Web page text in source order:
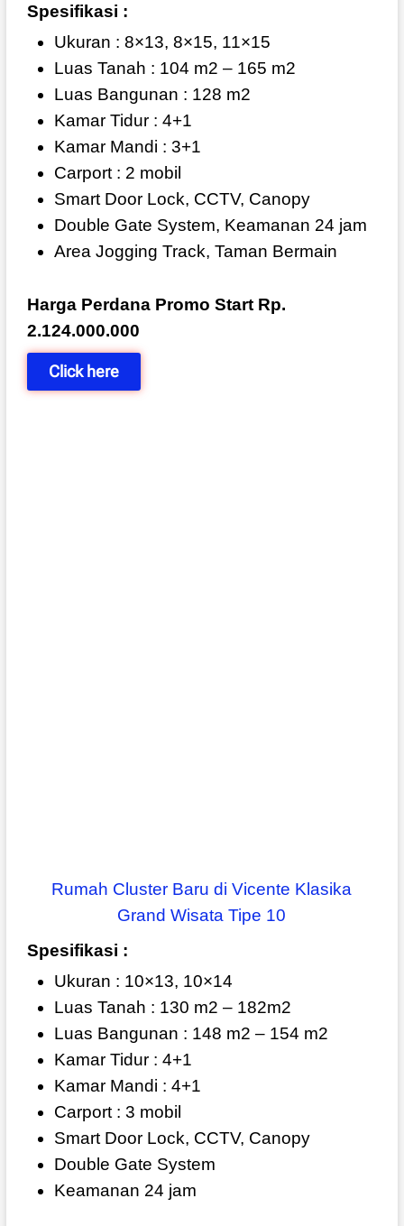
Spesifikasi :
Ukuran : 8×13, 8×15, 11×15
Luas Tanah : 104 m2 – 165 m2
Luas Bangunan : 128 m2
Kamar Tidur : 4+1
Kamar Mandi : 3+1
Carport : 2 mobil
Smart Door Lock, CCTV, Canopy
Double Gate System, Keamanan 24 jam
Area Jogging Track, Taman Bermain
Harga Perdana Promo Start Rp.
2.124.000.000
Click here
Rumah Cluster Baru di Vicente Klasika
Grand Wisata Tipe 10
Spesifikasi :
Ukuran : 10×13, 10×14
Luas Tanah : 130 m2 – 182m2
Luas Bangunan : 148 m2 – 154 m2
Kamar Tidur : 4+1
Kamar Mandi : 4+1
Carport : 3 mobil
Smart Door Lock, CCTV, Canopy
Double Gate System
Keamanan 24 jam